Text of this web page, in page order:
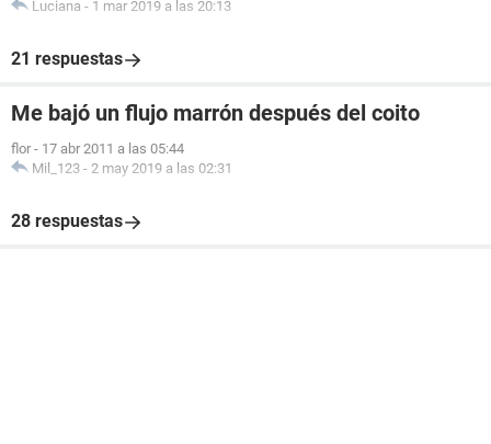
Luciana - 1 mar 2019 a las 20:13
21 respuestas
Me bajó un flujo marrón después del coito
flor - 17 abr 2011 a las 05:44
Mil_123 - 2 may 2019 a las 02:31
28 respuestas